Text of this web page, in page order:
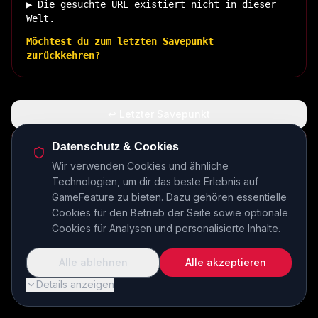
▶ Die gesuchte URL existiert nicht in dieser
Welt.
Möchtest du zum letzten Savepunkt
zurückkehren?
🏠 Zurück zur Basis
INSERT COIN TO CONTINUE...
Datenschutz & Cookies
Wir verwenden Cookies und ähnliche
Technologien, um dir das beste Erlebnis auf
GameFeature zu bieten. Dazu gehören essentielle
Cookies für den Betrieb der Seite sowie optionale
Cookies für Analysen und personalisierte Inhalte.
Details anzeigen
Alle ablehnen Alle akzeptieren